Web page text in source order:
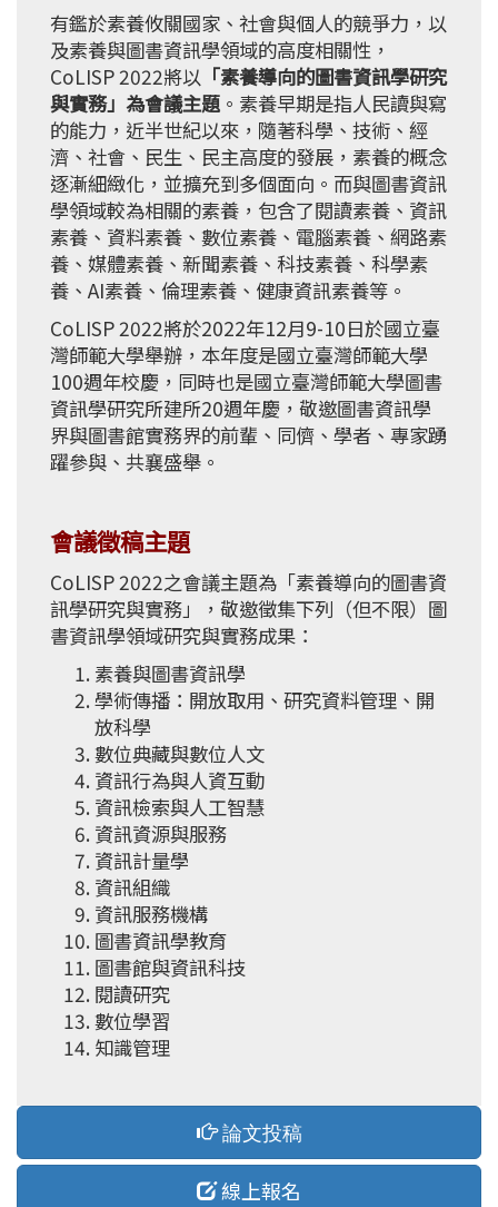
有鑑於素養攸關國家、社會與個人的競爭力，以
及素養與圖書資訊學領域的高度相關性，
CoLISP 2022將以 「素養導向的圖書資訊學研究
與實務」 為會議主題 。素養早期是指人民讀與寫
的能力，近半世紀以來，隨著科學、技術、經
濟、社會、民生、民主高度的發展，素養的概念
逐漸細緻化，並擴充到多個面向。而與圖書資訊
學領域較為相關的素養，包含了閱讀素養、資訊
素養、資料素養、數位素養、電腦素養、網路素
養、媒體素養、新聞素養、科技素養、科學素
養、AI素養、倫理素養、健康資訊素養等。
CoLISP 2022將於2022年12月9-10日於國立臺
灣師範大學舉辦，本年度是國立臺灣師範大學
100週年校慶，同時也是國立臺灣師範大學圖書
資訊學研究所建所20週年慶，敬邀圖書資訊學
界與圖書館實務界的前輩、同儕、學者、專家踴
躍參與、共襄盛舉。
會議徵稿主題
CoLISP 2022之會議主題為「素養導向的圖書資
訊學研究與實務」，敬邀徵集下列（但不限）圖
書資訊學領域研究與實務成果：
素養與圖書資訊學
學術傳播：開放取用、研究資料管理、開
放科學
數位典藏與數位人文
資訊行為與人資互動
資訊檢索與人工智慧
資訊資源與服務
資訊計量學
資訊組織
資訊服務機構
圖書資訊學教育
圖書館與資訊科技
閱讀研究
數位學習
知識管理
論文投稿
線上報名